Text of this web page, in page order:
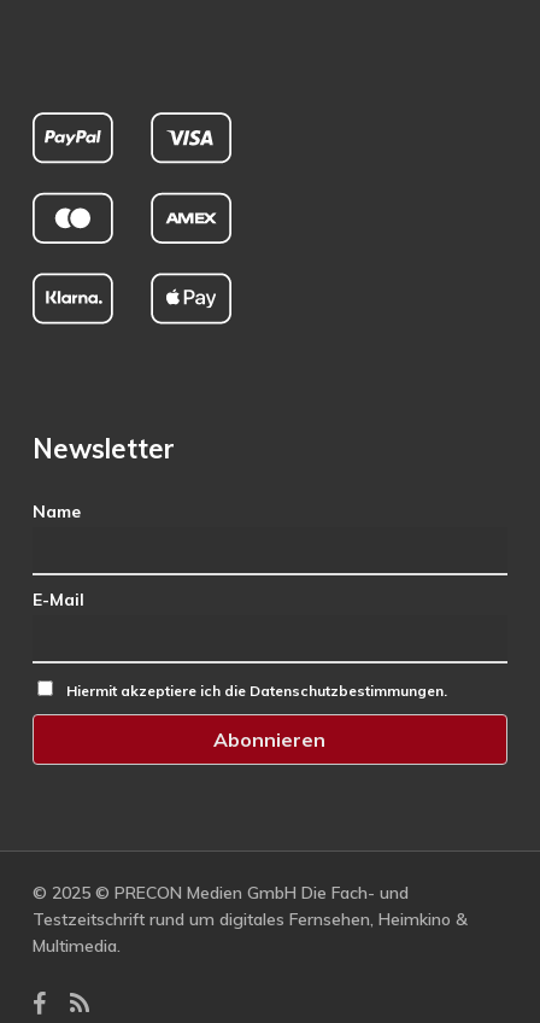
Newsletter
Name
E-Mail
Hiermit akzeptiere ich die Datenschutzbestimmungen.
© 2025 © PRECON Medien GmbH Die Fach- und
Testzeitschrift rund um digitales Fernsehen, Heimkino &
Multimedia.
facebook
RSS